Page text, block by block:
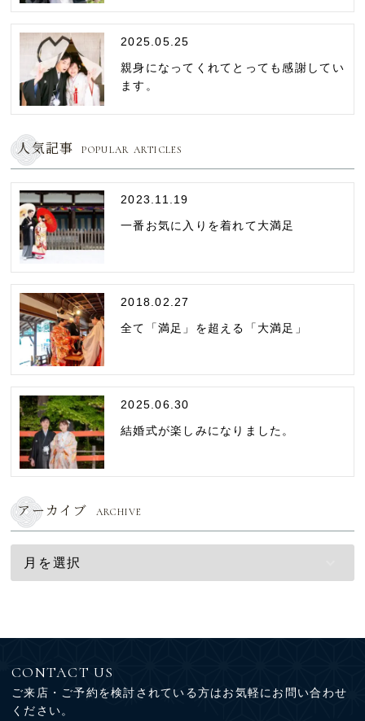
2025.05.25
親身になってくれてとっても感謝してい
ます。
人気記事 POPULAR ARTICLES
2023.11.19
一番お気に入りを着れて大満足
2018.02.27
全て「満足」を超える「大満足」
2025.06.30
結婚式が楽しみになりました。
アーカイブ ARCHIVE
CONTACT US
ご来店・ご予約を検討されている方はお気軽にお問い合わせ
ください。